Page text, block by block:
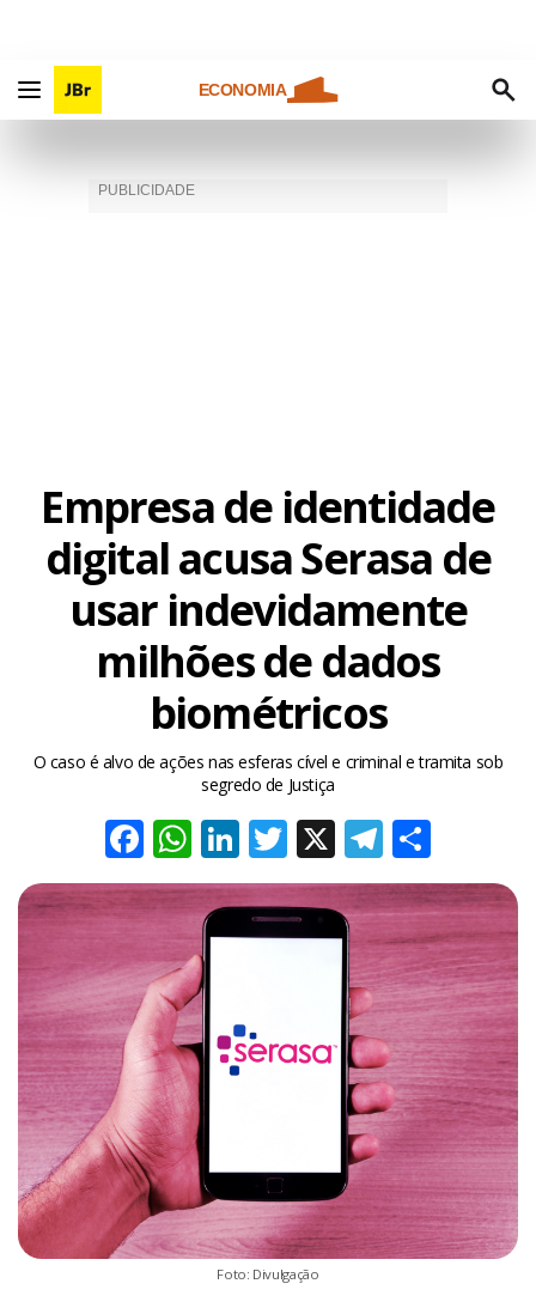
ECONOMIA
Empresa de identidade
digital acusa Serasa de
usar indevidamente
milhões de dados
biométricos
O caso é alvo de ações nas esferas cível e criminal e tramita sob
segredo de Justiça
Facebook
WhatsApp
LinkedIn
Twitter
X
Foto: Divulgação